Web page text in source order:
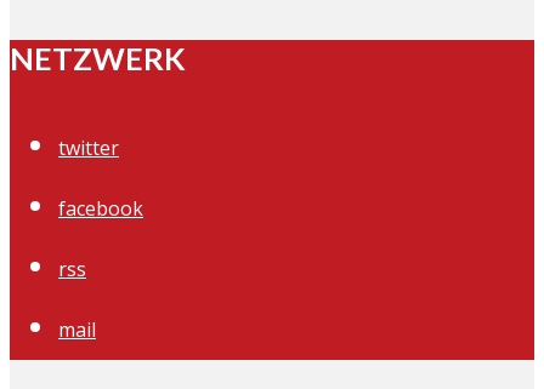
NETZWERK
twitter
facebook
rss
mail